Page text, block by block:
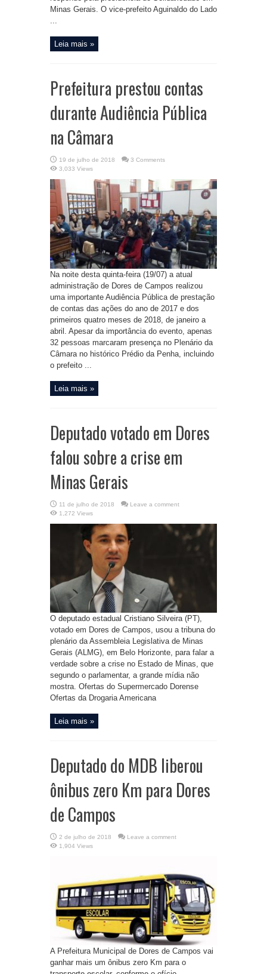
Minas Gerais. O vice-prefeito Aguinaldo do Lado
...
Leia mais »
Prefeitura prestou contas
durante Audiência Pública
na Câmara
19 de julho de 2018
3 Comments
3,033 Views
Na noite desta quinta-feira (19/07) a atual
administração de Dores de Campos realizou
uma importante Audiência Pública de prestação
de contas das ações do ano de 2017 e dos
primeiros quatro meses de 2018, de janeiro a
abril. Apesar da importância do evento, apenas
32 pessoas marcaram presença no Plenário da
Câmara no histórico Prédio da Penha, incluindo
o prefeito ...
Leia mais »
Deputado votado em Dores
falou sobre a crise em
Minas Gerais
11 de julho de 2018
Leave a comment
1,272 Views
O deputado estadual Cristiano Silveira (PT),
votado em Dores de Campos, usou a tribuna do
plenário da Assembleia Legislativa de Minas
Gerais (ALMG), em Belo Horizonte, para falar a
verdade sobre a crise no Estado de Minas, que
segundo o parlamentar, a grande mídia não
mostra. Ofertas do Supermercado Dorense
Ofertas da Drogaria Americana
Leia mais »
Deputado do MDB liberou
ônibus zero Km para Dores
de Campos
2 de julho de 2018
Leave a comment
1,904 Views
A Prefeitura Municipal de Dores de Campos vai
ganhar mais um ônibus zero Km para o